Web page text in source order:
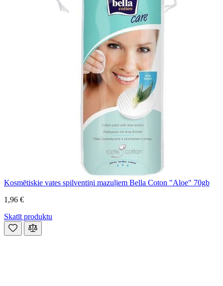
Kosmētiskie vates spilventiņi mazuļiem Bella Coton "Aloe" 70gb
1,96 €
Skatīt produktu